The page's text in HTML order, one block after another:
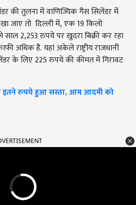
की तुलना में वाणिज्यिक गैस सिलेंडर में
जाए तो दिल्ली में,एक 19 किलो
2,253 रुपये पर खुदरा बिक्री कर रहा
अधिक है.यहां अकेले राष्ट्रीय राजधानी
के लिए 225 रुपये की कीमत में गिरावट
इतने रुपये हुआ सस्ता, आम आदमी को